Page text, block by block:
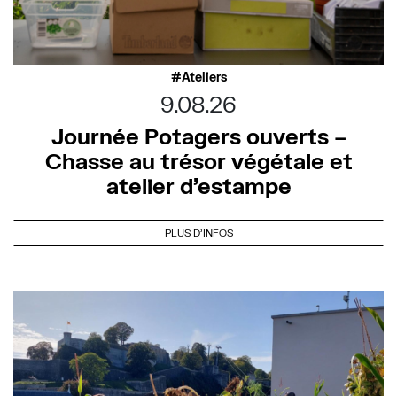
Ateliers
9.08.26
Journée Potagers ouverts –
Chasse au trésor végétale et
atelier d’estampe
PLUS D'INFOS